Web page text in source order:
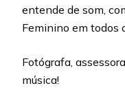
entende de som,
Feminino em todos
Fotógrafa,
música!